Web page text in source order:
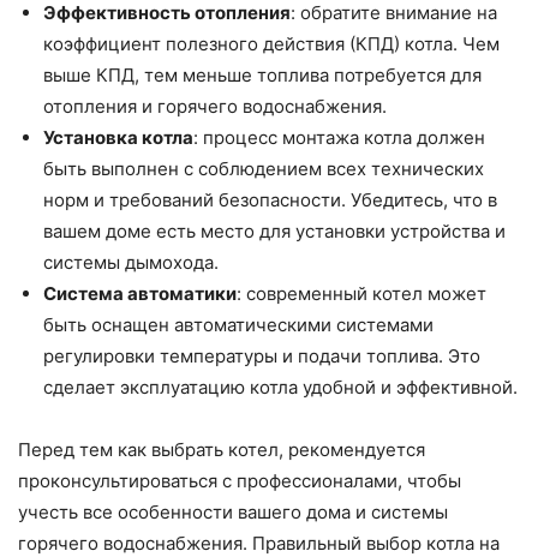
Эффективность отопления: обратите внимание на
коэффициент полезного действия (КПД) котла. Чем
выше КПД, тем меньше топлива потребуется для
отопления и горячего водоснабжения.
Установка котла: процесс монтажа котла должен
быть выполнен с соблюдением всех технических
норм и требований безопасности. Убедитесь, что в
вашем доме есть место для установки устройства и
системы дымохода.
Система автоматики: современный котел может
быть оснащен автоматическими системами
регулировки температуры и подачи топлива. Это
сделает эксплуатацию котла удобной и эффективной.
Перед тем как выбрать котел, рекомендуется
проконсультироваться с профессионалами, чтобы
учесть все особенности вашего дома и системы
горячего водоснабжения. Правильный выбор котла на